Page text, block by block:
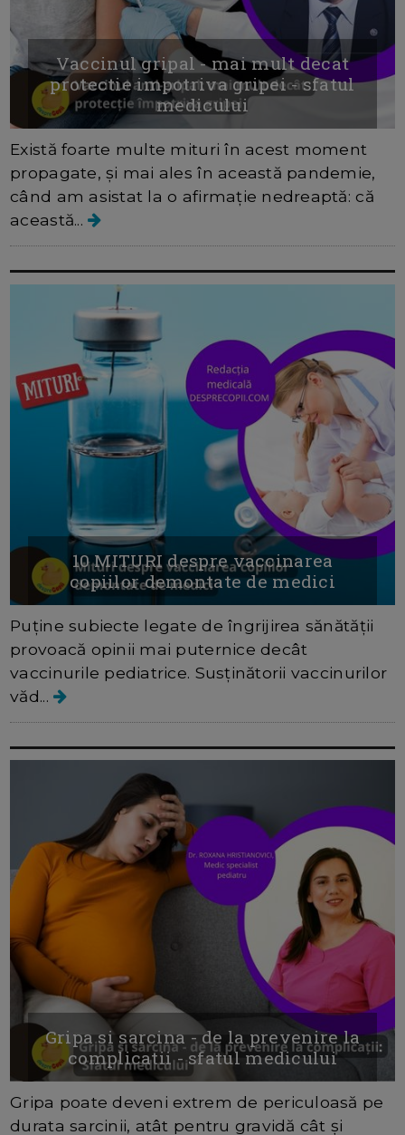
Vaccinul gripal - mai mult decat
protectie impotriva gripei - sfatul
medicului
Există foarte multe mituri în acest moment
propagate, și mai ales în această pandemie,
când am asistat la o afirmație nedreaptă: că
această...
10 MITURI despre vaccinarea
copiilor demontate de medici
Puține subiecte legate de îngrijirea sănătății
provoacă opinii mai puternice decât
vaccinurile pediatrice. Susținătorii vaccinurilor
văd...
Gripa si sarcina - de la prevenire la
complicatii - sfatul medicului
Gripa poate deveni extrem de periculoasă pe
durata sarcinii, atât pentru gravidă cât și